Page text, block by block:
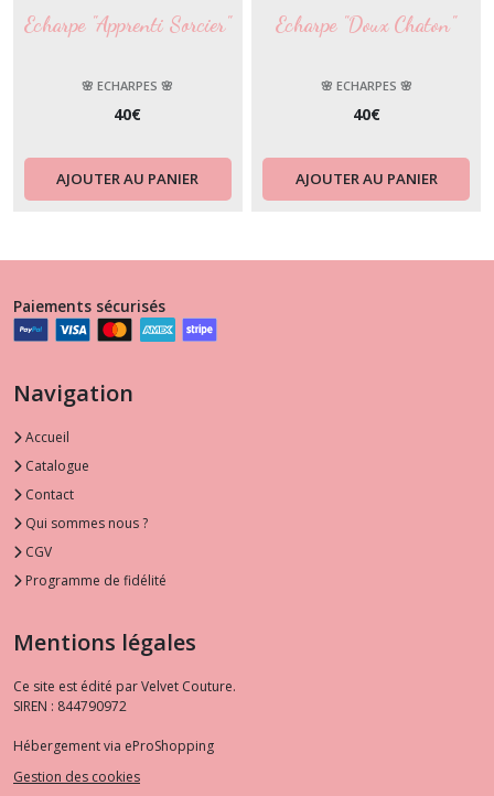
Echarpe "Apprenti Sorcier"
🌸 ECHARPES 🌸
40€
AJOUTER AU PANIER
Echarpe "Doux Chaton"
🌸 ECHARPES 🌸
40€
AJOUTER AU PANIER
Paiements sécurisés
Navigation
Accueil
Catalogue
Contact
Qui sommes nous ?
CGV
Programme de fidélité
Mentions légales
Ce site est édité par Velvet Couture.
SIREN : 844790972
Hébergement via eProShopping
Gestion des cookies